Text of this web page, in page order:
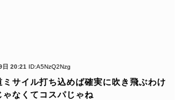
日 20:21 ID:A5NzQ2Nzg
サイル打ち込めば確実に吹き飛ぶわけ
なくてコスパじゃね